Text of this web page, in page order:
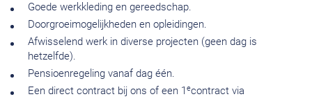
Goede werkkleding en gereedschap.
Doorgroeimogelijkheden en opleidingen.
Afwisselend werk in diverse projecten (geen dag is
hetzelfde).
Pensioenregeling vanaf dag één.
Een direct contract bij ons of een 1 econtract via